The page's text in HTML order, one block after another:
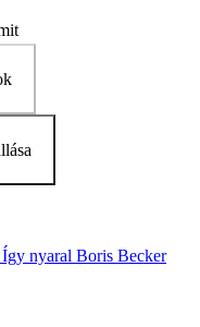
nyaral Boris Becker